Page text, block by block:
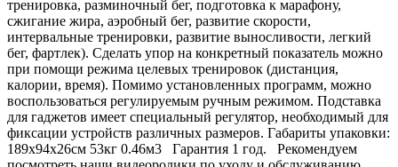
тренировка, разминочный бег, подготовка к марафону,
сжигание жира, аэробный бег, развитие скорости,
интервальные тренировки, развитие выносливости, легкий
бег, фартлек). Сделать упор на конкретный показатель можно
при помощи режима целевых тренировок (дистанция,
калории, время). Помимо установленных программ, можно
воспользоваться регулируемым ручным режимом. Подставка
для гаджетов имеет специальный регулятор, необходимый для
фиксации устройств различных размеров. Габариты упаковки:
189х94х26см 53кг 0.46м3 Гарантия 1 год. Рекомендуем